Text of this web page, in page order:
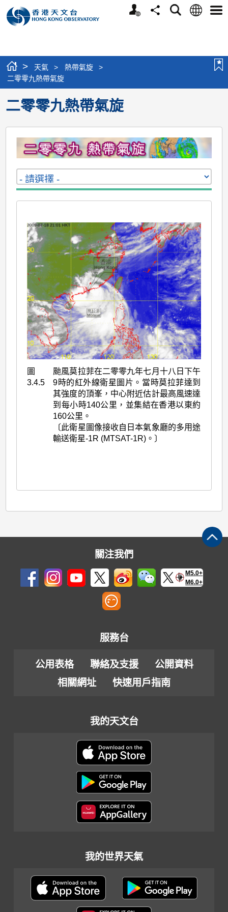
個
分
搜
語
選
> 天氣 > 熱帶氣旋
>
二零零九熱帶氣旋
二零零九熱帶氣旋
圖
3.4.5
颱風莫拉菲在二零零九年七月十八日下午
9時的紅外線衛星圖片。當時莫拉菲達到
其強度的頂峯，中心附近估計最高風速達
到每小時140公里，並集結在香港以東約
160公里。
〔此衛星圖像接收自日本氣象廳的多用途
輸送衛星-1R (MTSAT-1R)。〕
關注我們
M5.0+
M6.0+
服務台
公用表格 聯絡及支援
公開資料
相關網址
快速用戶指南
我的天文台
我的世界天氣